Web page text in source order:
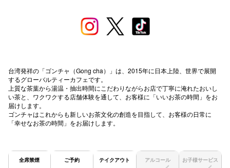
台湾発祥の「ゴンチャ（Gong cha）」は、2015年に日本上陸、世界で展開
するグローバルティーカフェです。
上質な茶葉から湯温・抽出時間にこだわりながらお店で丁寧に淹れたおいし
い茶と、ワクワクする店舗体験を通して、お客様に「いいお茶の時間」をお
届けします。
ゴンチャはこれからも新しいお茶文化の創造を目指して、お客様の日常に
「幸せなお茶の時間」をお届けします。
全席禁煙 ご予約 テイクアウト アルコール お子様サービス
新百合丘
三宮オ
キャナルシ